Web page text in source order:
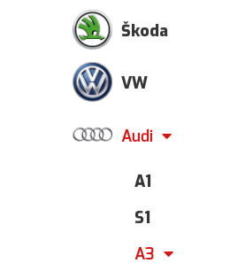
Škoda
VW
Audi
A1
S1
A3